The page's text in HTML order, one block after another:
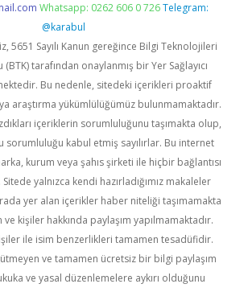
Whatsapp: 0262 606 0 726 Telegram:
@karabul
5651 Sayılı Kanun gereğince Bilgi Teknolojileri
tarafından onaylanmış bir Yer Sağlayıcı
Bu nedenle, sitedeki içerikleri proaktif
araştırma yükümlülüğümüz bulunmamaktadır.
içeriklerin sorumluluğunu taşımakta olup,
sorumluluğu kabul etmiş sayılırlar. Bu internet
kurum veya şahıs şirketi ile hiçbir bağlantısı
yalnızca kendi hazırladığımız makaleler
yer alan içerikler haber niteliği taşımamakta
kişiler hakkında paylaşım yapılmamaktadır.
ile isim benzerlikleri tamamen tesadüfidir.
ve tamamen ücretsiz bir bilgi paylaşım
ve yasal düzenlemelere aykırı olduğunu